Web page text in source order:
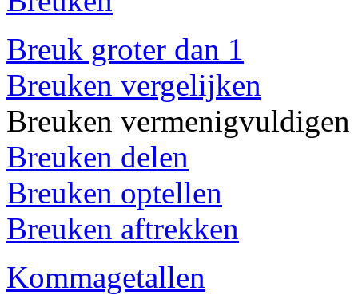
Breuk groter dan 1
Breuken vergelijken
Breuken vermenigvuldigen
Breuken delen
Breuken optellen
Breuken aftrekken
Kommagetallen